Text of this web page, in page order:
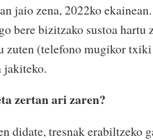
jaio zena, 2022ko
bere bizitzako sustoa
zuten (telefono mugikor
jakiteko.
zertan ari zaren?
didate, tresnak erabiltzeko